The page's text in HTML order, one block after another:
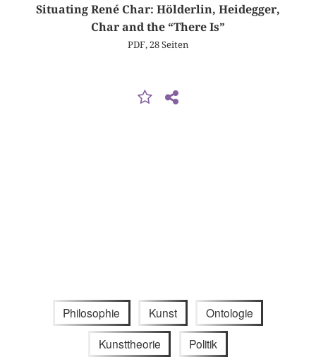
Situating René Char: Hölderlin, Heidegger,
Char and the “There Is”
PDF, 28 Seiten
Philosophie Kunst Ontologie
Kunsttheorie Politik